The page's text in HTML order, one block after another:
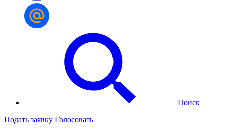
Поиск
Подать заявку Голосовать